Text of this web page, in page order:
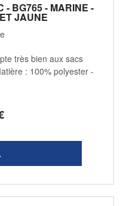
- BG765 - MARINE -
JAUNE
très bien aux sacs
: 100% polyester -